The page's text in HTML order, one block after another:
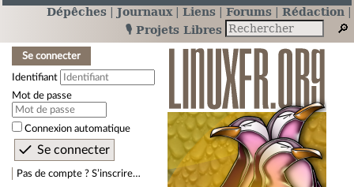
Dépêches Journaux Liens Forums
Rédaction
🎙️ Projets Libres
Se connecter
Identifiant
Mot de passe
Connexion automatique
Pas de compte ? S’inscrire…